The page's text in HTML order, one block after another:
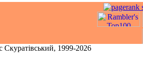
Скуратівський, 1999-2026